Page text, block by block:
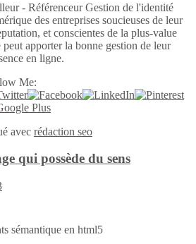
- Référenceur Gestion de l'identité
des entreprises soucieuses de leur
et conscientes de la plus-value
peut apporter la bonne gestion de leur
en ligne.
Me:
avec rédaction seo
qui possède du sens